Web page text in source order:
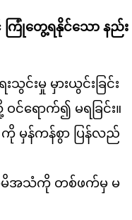
ြုံတွေ့ရနိုင်သော နည်း
းသွင်းမှု မှားယွင်းခြင်း
င်ရောက်၍ မရခြင်း။
ကို မှန်ကန်စွာ ပြန်လည်
မိအသံကို တစ်ဖက်မှ မ